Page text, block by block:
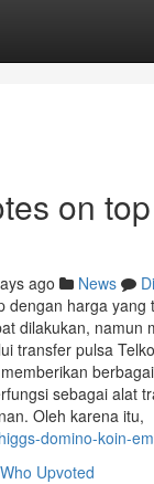
on
ago News
dengan harga yang
dilakukan, namun
transfer pulsa
sebagai alat
Oleh karena itu,
domino-koin-
Who Upvoted